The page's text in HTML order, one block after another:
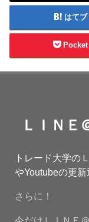
はてブ
Pocket
ＬＩＮＥ
トレード大学の
やYoutubeの更
さらに！